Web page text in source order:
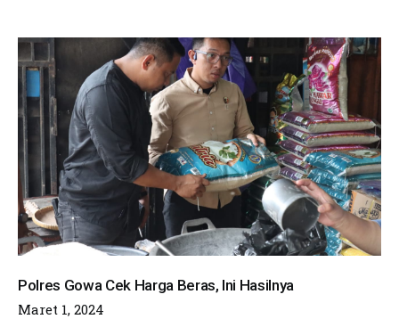
Polres Gowa Cek Harga Beras, Ini Hasilnya
Maret 1, 2024